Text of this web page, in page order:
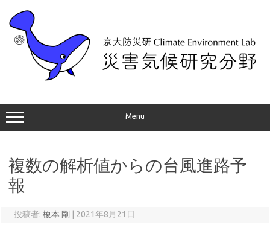
Menu
複数の解析値からの台風進路予
報
投稿者: 榎本 剛 2021年8月21日